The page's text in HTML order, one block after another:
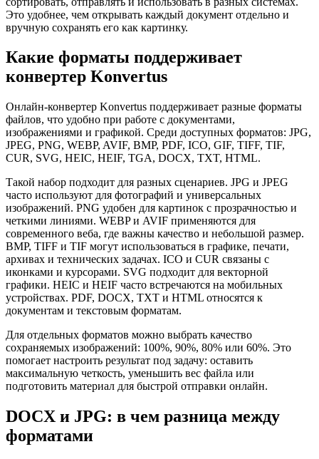
Это удобнее, чем открывать каждый документ отдельно и
вручную сохранять его как картинку.
Какие форматы поддерживает
конвертер Konvertus
Онлайн-конвертер Konvertus поддерживает разные форматы
файлов, что удобно при работе с документами,
изображениями и графикой. Среди доступных форматов: JPG,
JPEG, PNG, WEBP, AVIF, BMP, PDF, ICO, GIF, TIFF, TIF,
CUR, SVG, HEIC, HEIF, TGA, DOCX, TXT, HTML.
Такой набор подходит для разных сценариев. JPG и JPEG
часто используют для фотографий и универсальных
изображений. PNG удобен для картинок с прозрачностью и
четкими линиями. WEBP и AVIF применяются для
современного веба, где важны качество и небольшой размер.
BMP, TIFF и TIF могут использоваться в графике, печати,
архивах и технических задачах. ICO и CUR связаны с
иконками и курсорами. SVG подходит для векторной
графики. HEIC и HEIF часто встречаются на мобильных
устройствах. PDF, DOCX, TXT и HTML относятся к
документам и текстовым форматам.
Для отдельных форматов можно выбрать качество
сохраняемых изображений: 100%, 90%, 80% или 60%. Это
помогает настроить результат под задачу: оставить
максимальную четкость, уменьшить вес файла или
подготовить материал для быстрой отправки онлайн.
DOCX и JPG: в чем разница между
форматами